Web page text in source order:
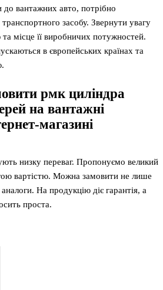
вантажних авто, потрібно
засобу. Звернути увагу
місце її виробничих потужностей.
в європейських країнах та
рмк циліндра
на вантажні
магазині
низку переваг. Пропонуємо великий
вартістю. Можна замовити не лише
аналоги. На продукцію діє гарантія, а
проста.